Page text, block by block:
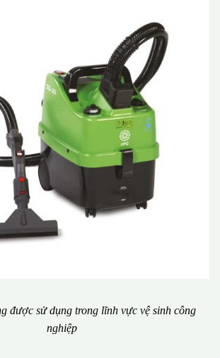
được sử dụng trong lĩnh vực vệ sinh công
nghiệp